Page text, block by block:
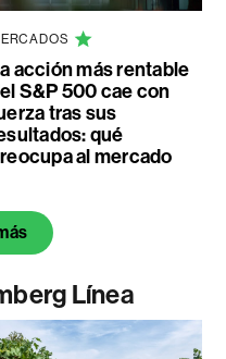
acción más rentable
S&P 500 cae con
tras sus
qué
al mercado
Línea